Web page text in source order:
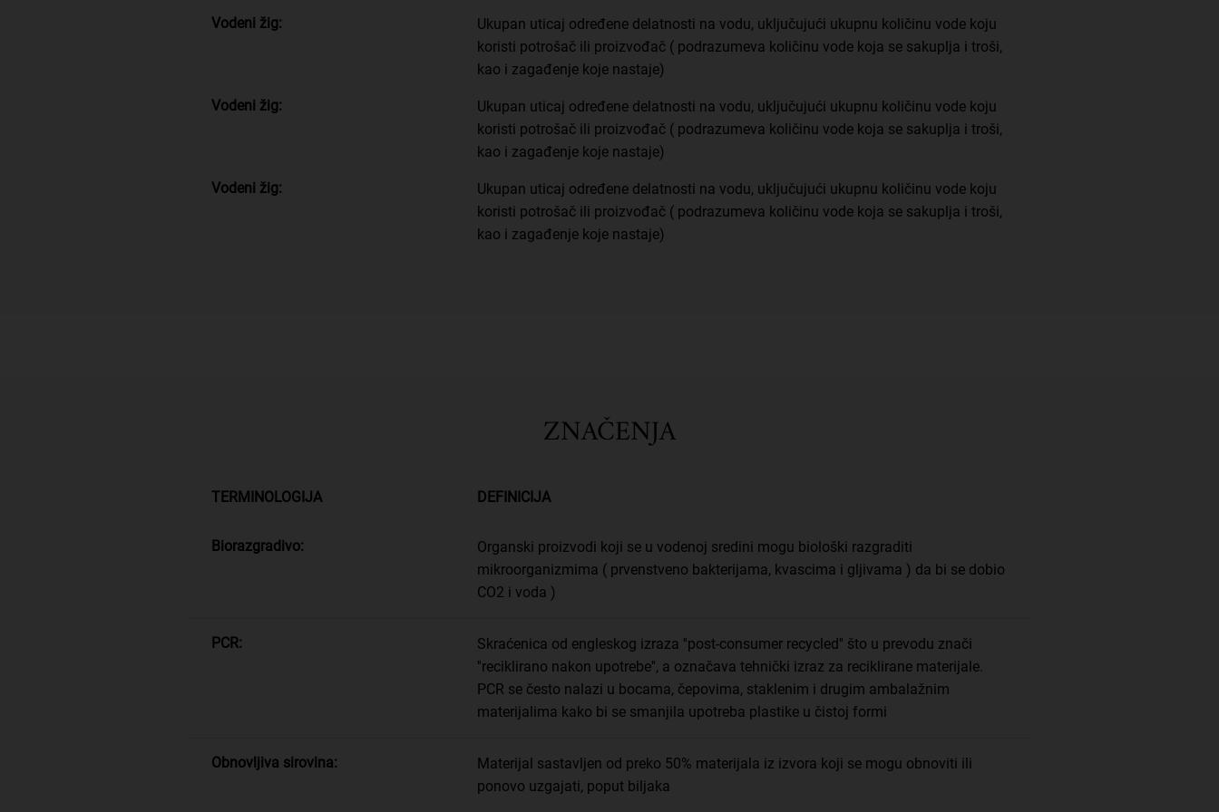
Vodeni žig:
Ukupan uticaj određene delatnosti na vodu, uključujući ukupnu količinu vode koju
koristi potrošač ili proizvođač ( podrazumeva količinu vode koja se sakuplja i troši,
kao i zagađenje koje nastaje)
Vodeni žig:
Ukupan uticaj određene delatnosti na vodu, uključujući ukupnu količinu vode koju
koristi potrošač ili proizvođač ( podrazumeva količinu vode koja se sakuplja i troši,
kao i zagađenje koje nastaje)
Vodeni žig:
Ukupan uticaj određene delatnosti na vodu, uključujući ukupnu količinu vode koju
koristi potrošač ili proizvođač ( podrazumeva količinu vode koja se sakuplja i troši,
kao i zagađenje koje nastaje)
ZNAČENJA
TERMINOLOGIJA
Biorazgradivo:
DEFINICIJA
Organski proizvodi koji se u vodenoj sredini mogu biološki razgraditi
mikroorganizmima ( prvenstveno bakterijama, kvascima i gljivama ) da bi se dobio
CO2 i voda )
PCR:
Skraćenica od engleskog izraza ''post-consumer recycled'' što u prevodu znači
''reciklirano nakon upotrebe'', a označava tehnički izraz za reciklirane materijale.
PCR se često nalazi u bocama, čepovima, staklenim i drugim ambalažnim
materijalima kako bi se smanjila upotreba plastike u čistoj formi
Obnovljiva sirovina:
Materijal sastavljen od preko 50% materijala iz izvora koji se mogu obnoviti ili
ponovo uzgajati, poput biljaka